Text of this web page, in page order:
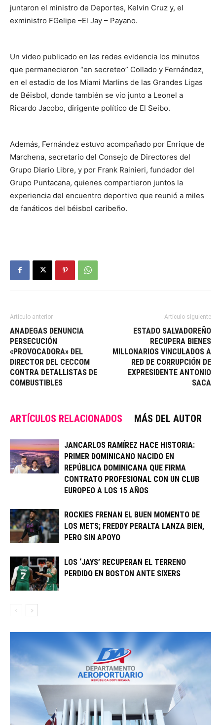
juntaron el ministro de Deportes, Kelvin Cruz y, el
exministro FGelipe –El Jay – Payano.
Un video publicado en las redes evidencia los minutos
que permanecieron “en secreteo” Collado y Fernández,
en el estadio de los Miami Marlins de las Grandes Ligas
de Béisbol, donde también se vio junto a Leonel a
Ricardo Jacobo, dirigente político de El Seibo.
Además, Fernández estuvo acompañado por Enrique de
Marchena, secretario del Consejo de Directores del
Grupo Diario Libre, y por Frank Rainieri, fundador del
Grupo Puntacana, quienes compartieron juntos la
experiencia del encuentro deportivo que reunió a miles
de fanáticos del béisbol caribeño.
Artículo anterior
ANADEGAS DENUNCIA
PERSECUCIÓN
«PROVOCADORA» DEL
DIRECTOR DEL CECCOM
CONTRA DETALLISTAS DE
COMBUSTIBLES
Artículo siguiente
ESTADO SALVADOREÑO
RECUPERA BIENES
MILLONARIOS VINCULADOS A
RED DE CORRUPCIÓN DE
EXPRESIDENTE ANTONIO
SACA
ARTÍCULOS RELACIONADOS MÁS DEL AUTOR
JANCARLOS RAMÍREZ HACE HISTORIA:
PRIMER DOMINICANO NACIDO EN
REPÚBLICA DOMINICANA QUE FIRMA
CONTRATO PROFESIONAL CON UN CLUB
EUROPEO A LOS 15 AÑOS
ROCKIES FRENAN EL BUEN MOMENTO DE
LOS METS; FREDDY PERALTA LANZA BIEN,
PERO SIN APOYO
LOS ‘JAYS’ RECUPERAN EL TERRENO
PERDIDO EN BOSTON ANTE SIXERS